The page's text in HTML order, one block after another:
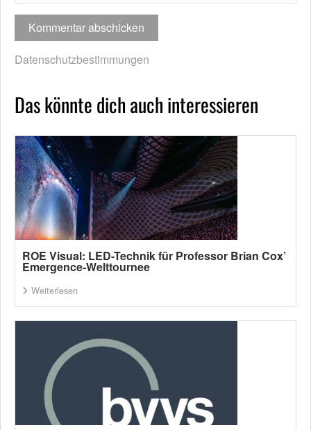
Datenschutzbestimmungen
Das könnte dich auch interessieren
ROE Visual: LED-Technik für Professor Brian Cox’
Emergence-Welttournee
Weiterlesen